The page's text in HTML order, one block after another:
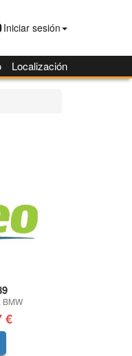
Iniciar sesión
Localización
BMW
€